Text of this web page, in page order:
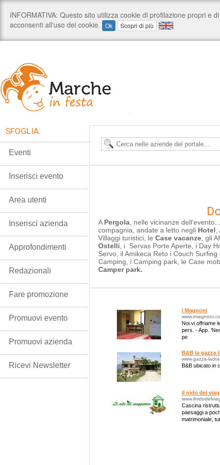
A Pergola , nelle vicinanze
compagnia, andate a letto negli Hotel
Villaggi turistici, le Case vacanze , gli
Ostelli , i Servas Porte Aperte, i Day
Servo, il Amikeca Reto i Couch
Camping, i Camping park, le Case
Camper park.
I Magnoni
Noi vi offriame
pers. - App.
pe
B&B la gazza
www.gazza-
B&B ubicato in
il nido del
Cascina
paesaggi a
matrimoniale,
SFOGLIA:
Eventi
Inserisci evento
Area utenti
Inserisci azienda
Approfondimenti
Redazionali
Fare promozione
Promuovi evento
Promuovi azienda
Ricevi Newsletter